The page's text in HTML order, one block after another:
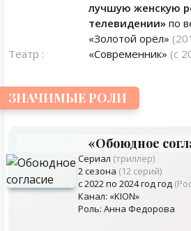
лучшую женскую
телевидении» по
«Золотой орёл»
Театр :
«Современник» (с
ЗНАЧИМЫЕ РОЛИ
«Обоюдное
Сериал (триллер)
2 сезона (12 серий)
с 2022 по 2024 год год
Канал: «KION»
Роль: Анна Федорова